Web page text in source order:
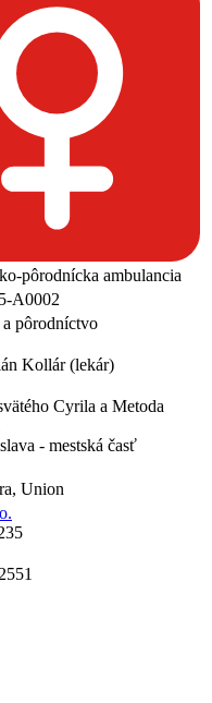
pôrodnícka ambulancia
A0002
pôrodníctvo
Kollár (lekár)
Cyrila a Metoda
- mestská časť
Union